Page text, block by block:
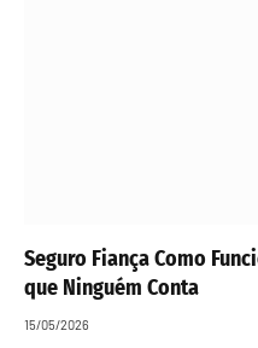
Seguro Fiança Como
que Ninguém Conta
15/05/2026